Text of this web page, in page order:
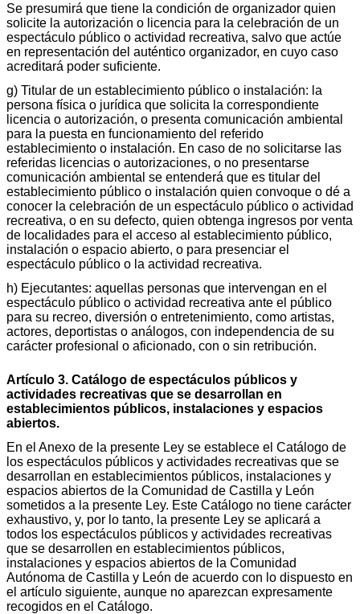
Se presumirá que tiene la condición de organizador quien
solicite la autorización o licencia para la celebración de un
espectáculo público o actividad recreativa, salvo que actúe
en representación del auténtico organizador, en cuyo caso
acreditará poder suficiente.
g) Titular de un establecimiento público o instalación: la
persona física o jurídica que solicita la correspondiente
licencia o autorización, o presenta comunicación ambiental
para la puesta en funcionamiento del referido
establecimiento o instalación. En caso de no solicitarse las
referidas licencias o autorizaciones, o no presentarse
comunicación ambiental se entenderá que es titular del
establecimiento público o instalación quien convoque o dé a
conocer la celebración de un espectáculo público o actividad
recreativa, o en su defecto, quien obtenga ingresos por venta
de localidades para el acceso al establecimiento público,
instalación o espacio abierto, o para presenciar el
espectáculo público o la actividad recreativa.
h) Ejecutantes: aquellas personas que intervengan en el
espectáculo público o actividad recreativa ante el público
para su recreo, diversión o entretenimiento, como artistas,
actores, deportistas o análogos, con independencia de su
carácter profesional o aficionado, con o sin retribución.
Artículo 3. Catálogo de espectáculos públicos y
actividades recreativas que se desarrollan en
establecimientos públicos, instalaciones y espacios
abiertos.
En el Anexo de la presente Ley se establece el Catálogo de
los espectáculos públicos y actividades recreativas que se
desarrollan en establecimientos públicos, instalaciones y
espacios abiertos de la Comunidad de Castilla y León
sometidos a la presente Ley. Este Catálogo no tiene carácter
exhaustivo, y, por lo tanto, la presente Ley se aplicará a
todos los espectáculos públicos y actividades recreativas
que se desarrollen en establecimientos públicos,
instalaciones y espacios abiertos de la Comunidad
Autónoma de Castilla y León de acuerdo con lo dispuesto en
el artículo siguiente, aunque no aparezcan expresamente
recogidos en el Catálogo.